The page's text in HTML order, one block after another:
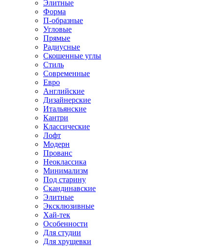
Элитные
Форма
П-образные
Угловые
Прямые
Радиусные
Скошенные углы
Стиль
Современные
Евро
Английские
Дизайнерские
Итальянские
Кантри
Классические
Лофт
Модерн
Прованс
Неоклассика
Минимализм
Под старину
Скандинавские
Элитные
Эксклюзивные
Хай-тек
Особенности
Для студии
Для хрущевки